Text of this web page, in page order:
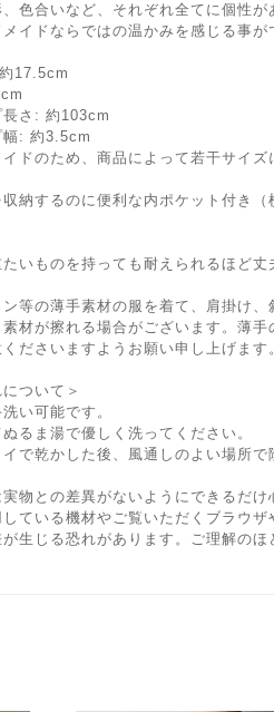
色合いなど、それぞれ全てに個性が
イドならではの温かみを感じる事が
17.5cm
長さ: 約103cm
幅: 約3.5cm
ドのため、商品によって若干サイズ
納するのに便利な内ポケット付き
いものを持っても耐えられるほど丈
等の薄手素材の服を着て、肩掛け、
材が擦れる場合がございます。薄手
ださいますようお願い申し上げます
ついて＞
い可能です。
るま湯で優しく洗ってください。
で乾かした後、風通しのよい場所で
物との差異がないようにできるだけ
ている機材やご覧いただくブラウ
生じる恐れがあります。ご理解のほ